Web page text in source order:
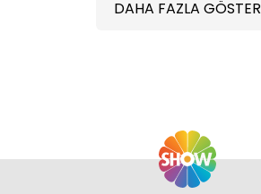
DAHA FAZLA GÖSTER